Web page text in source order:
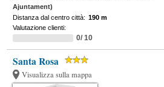
Ajuntament)
Distanza dal centro città: 190 m
Valutazione clienti:
0/ 10
Santa Rosa
Visualizza sulla mappa